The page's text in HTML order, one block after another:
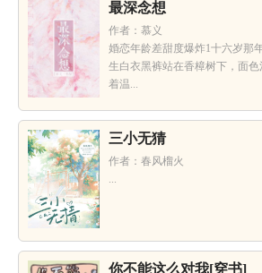
最深念想
作者：慕义
婚恋年龄差甜度爆炸1十六岁那
生白衣黑裤站在香樟树下，面
着温...
三小无猜
作者：春风榴火
...
你不能这么对我[穿书]